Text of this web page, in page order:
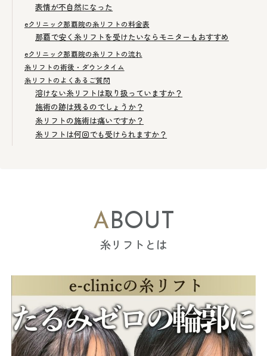
表情が不自然になった
eクリニック那覇院の糸リフトの料金表
那覇で安く糸リフトを受けたいならモニターもおすすめ
eクリニック那覇院の糸リフトの流れ
糸リフトの術後・ダウンタイム
糸リフトのよくあるご質問
溶けない糸リフトは取り扱っていますか？
施術の跡は残るのでしょうか？
糸リフトの施術は痛いですか？
糸リフトは何回でも受けられますか？
ABOUT
糸リフトとは